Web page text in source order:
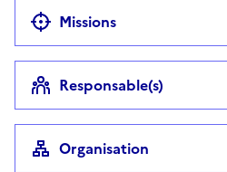
Missions
Responsable(s)
Organisation